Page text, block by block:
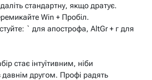
стандартну, якщо дратує.
Win + Пробіл.
` для апострофа, AltGr + г для
стає інтуїтивним, ніби
другом. Профі радять